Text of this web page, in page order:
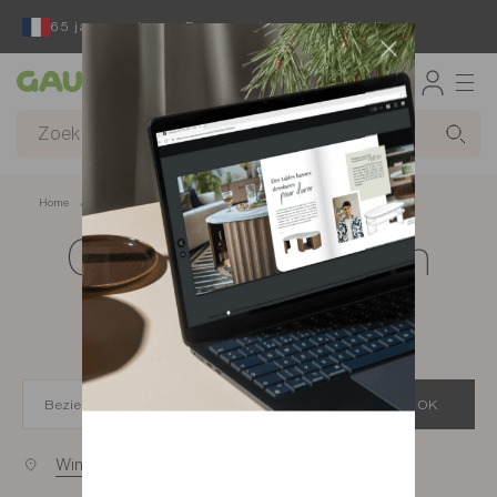
65 jaar reeds een Franse ontwerper en fabrikant
Gautier
Home app.seo.store_locator_city.title
Gautier-winkels in
Beziers
OK
Winkels bij u in de buurt